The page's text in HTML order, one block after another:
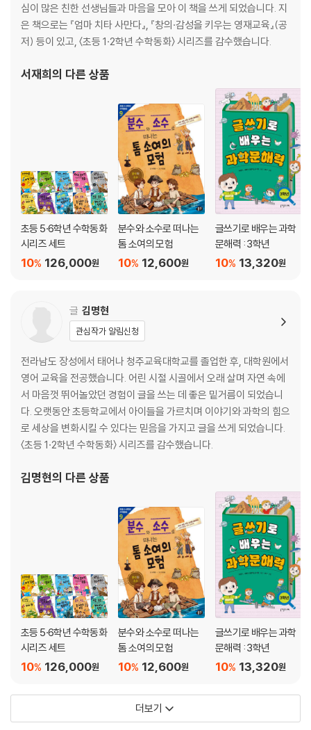
심이 많은 친한 선생님들과 마음을 모아 이 책을 쓰게 되었습니다. 지
은 책으로는 『엄마 치타 사만다』, 『창의·감성을 키우는 영재교육』(공
저) 등이 있고, 〈초등 1·2학년 수학동화〉 시리즈를 감수했습니다.
서재희의 다른 상품
초등 5·6학년 수학동화
시리즈 세트
126,000원
10%
분수와 소수로 떠나는
톰 소여의 모험
12,600원
10%
글쓰기로 배우는 과학
문해력 : 3학년
13,320원
10%
글 김명현
관심작가 알림신청
전라남도 장성에서 태어나 청주교육대학교를 졸업한 후, 대학원에서
영어 교육을 전공했습니다. 어린 시절 시골에서 오래 살며 자연 속에
서 마음껏 뛰어놀았던 경험이 글을 쓰는 데 좋은 밑거름이 되었습니
다. 오랫동안 초등학교에서 아이들을 가르치며 이야기와 과학의 힘으
로 세상을 변화시킬 수 있다는 믿음을 가지고 글을 쓰게 되었습니다.
〈초등 1·2학년 수학동화〉 시리즈를 감수했습니다.
김명현의 다른 상품
초등 5·6학년 수학동화
시리즈 세트
126,000원
10%
분수와 소수로 떠나는
톰 소여의 모험
12,600원
10%
글쓰기로 배우는 과학
문해력 : 3학년
13,320원
10%
더보기